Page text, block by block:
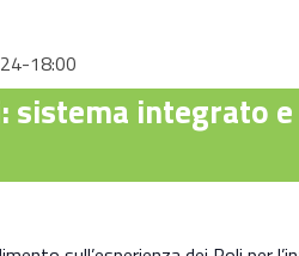
18:00
sistema integrato